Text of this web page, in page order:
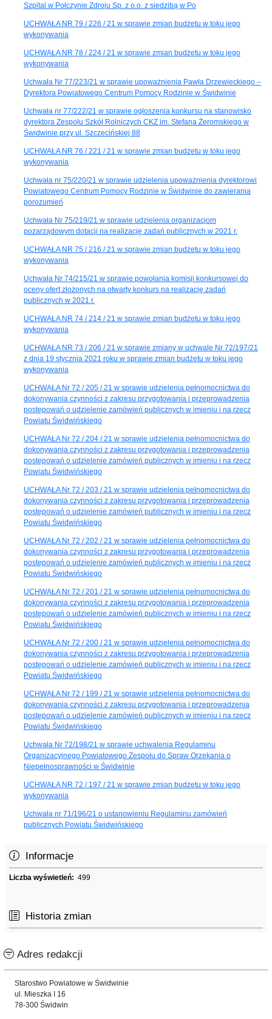
Szpital w Połczynie Zdroju Sp. z o.o. z siedzibą w Po
UCHWAŁA NR 79 / 226 / 21 w sprawie zmian budżetu w toku jego
wykonywania
UCHWAŁA NR 78 / 224 / 21 w sprawie zmian budżetu w toku jego
wykonywania
Uchwała Nr 77/223/21 w sprawie upoważnienia Pawła Drzewieckiego –
Dyrektora Powiatowego Centrum Pomocy Rodzinie w Świdwinie
Uchwała nr 77/222/21 w sprawie ogłoszenia konkursu na stanowisko
dyrektora Zespołu Szkół Rolniczych CKZ im. Stefana Żeromskiego w
Świdwinie przy ul. Szczecińskiej 88
UCHWAŁA NR 76 / 221 / 21 w sprawie zmian budżetu w toku jego
wykonywania
Uchwała nr 75/220/21 w sprawie udzielenia upoważnienia dyrektorowi
Powiatowego Centrum Pomocy Rodzinie w Świdwinie do zawierania
porozumień
Uchwała Nr 75/219/21 w sprawie udzielenia organizacjom
pozarządowym dotacji na realizację zadań publicznych w 2021 r.
UCHWAŁA NR 75 / 216 / 21 w sprawie zmian budżetu w toku jego
wykonywania
Uchwała Nr 74/215/21 w sprawie powołania komisji konkursowej do
oceny ofert złożonych na otwarty konkurs na realizację zadań
publicznych w 2021 r.
UCHWAŁA NR 74 / 214 / 21 w sprawie zmian budżetu w toku jego
wykonywania
UCHWAŁA NR 73 / 206 / 21 w sprawie zmiany w uchwale Nr 72/197/21
z dnia 19 stycznia 2021 roku w sprawie zmian budżetu w toku jego
wykonywania
UCHWAŁA Nr 72 / 205 / 21 w sprawie udzielenia pełnomocnictwa do
dokonywania czynności z zakresu przygotowania i przeprowadzenia
postępowań o udzielenie zamówień publicznych w imieniu i na rzecz
Powiatu Świdwińskiego
UCHWAŁA Nr 72 / 204 / 21 w sprawie udzielenia pełnomocnictwa do
dokonywania czynności z zakresu przygotowania i przeprowadzenia
postępowań o udzielenie zamówień publicznych w imieniu i na rzecz
Powiatu Świdwińskiego
UCHWAŁA Nr 72 / 203 / 21 w sprawie udzielenia pełnomocnictwa do
dokonywania czynności z zakresu przygotowania i przeprowadzenia
postępowań o udzielenie zamówień publicznych w imieniu i na rzecz
Powiatu Świdwińskiego
UCHWAŁA Nr 72 / 202 / 21 w sprawie udzielenia pełnomocnictwa do
dokonywania czynności z zakresu przygotowania i przeprowadzenia
postępowań o udzielenie zamówień publicznych w imieniu i na rzecz
Powiatu Świdwińskiego
UCHWAŁA Nr 72 / 201 / 21 w sprawie udzielenia pełnomocnictwa do
dokonywania czynności z zakresu przygotowania i przeprowadzenia
postępowań o udzielenie zamówień publicznych w imieniu i na rzecz
Powiatu Świdwińskiego
UCHWAŁA Nr 72 / 200 / 21 w sprawie udzielenia pełnomocnictwa do
dokonywania czynności z zakresu przygotowania i przeprowadzenia
postępowań o udzielenie zamówień publicznych w imieniu i na rzecz
Powiatu Świdwińskiego
UCHWAŁA Nr 72 / 199 / 21 w sprawie udzielenia pełnomocnictwa do
dokonywania czynności z zakresu przygotowania i przeprowadzenia
postępowań o udzielenie zamówień publicznych w imieniu i na rzecz
Powiatu Świdwińskiego
Uchwała Nr 72/198/21 w sprawie uchwalenia Regulaminu
Organizacyjnego Powiatowego Zespołu do Spraw Orzekania o
Niepełnosprawności w Świdwinie
UCHWAŁA NR 72 / 197 / 21 w sprawie zmian budżetu w toku jego
wykonywania
Uchwała nr 71/196/21 o ustanowieniu Regulaminu zamówień
publicznych Powiatu Świdwińskiego
Informacje
Liczba wyświetleń: 499
Historia zmian
Adres redakcji
Starostwo Powiatowe w Świdwinie
ul. Mieszka I 16
78-300 Świdwin